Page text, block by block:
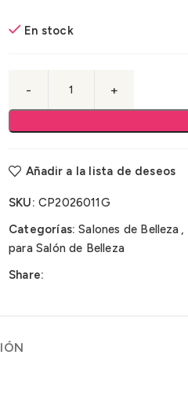
En stock
Añadir a la lista de deseos
SKU: CP2026011G
Categorías: Salones de Belleza ,
para Salón de Belleza
Share: